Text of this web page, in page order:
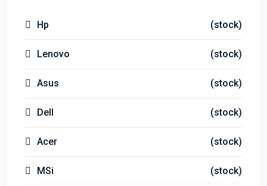
Hp (stock)
Lenovo (stock)
Asus (stock)
Dell (stock)
Acer (stock)
MSi (stock)